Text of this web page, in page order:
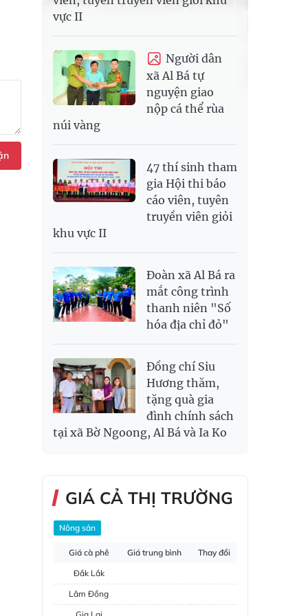
vực II
Người dân
xã Al Bá tự
nguyện giao
nộp cá thể rùa
núi vàng
47 thí sinh tham
gia Hội thi báo
cáo viên, tuyên
truyền viên giỏi
khu vực II
Đoàn xã Al Bá ra
mắt công trình
thanh niên "Số
hóa địa chỉ đỏ"
Đồng chí Siu
Hương thăm,
tặng quà gia
đình chính sách
tại xã Bờ Ngoong, Al Bá và Ia Ko
GIÁ CẢ THỊ TRƯỜNG
Nông sản
Giá cà phê Giá trung bình
Thay đổi
Đắk Lắk
Lâm Đồng